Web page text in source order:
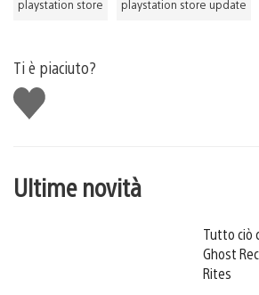
playstation store playstation store update
Ti è piaciuto?
Mi
piace
Ultime novità
Tutto ciò
Ghost
Rites